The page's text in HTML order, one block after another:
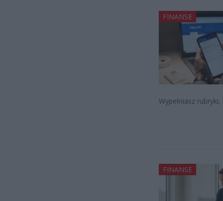
FINANSE
Wypełniasz
FINANSE